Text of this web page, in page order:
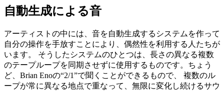
自動生成による音
アーティストの中には、音を自動生成するシステムを作って
自分の操作を手放すことにより、偶然性を利用する人たちが
います。 そうしたシステムのひとつは、長さの異なる複数
のテープループを同期させずに使用するものです。ちょう
ど、Brian Enoの“2/1”で聞くことができるもので、 複数のル
ープが常に異なる地点で重なって、無限に変化し続けるサウ